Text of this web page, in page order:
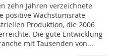
zehn Jahren verzeichnete
positive Wachstumsrate
Produktion, die 2006
Die gute Entwicklung
mit Tausenden von...